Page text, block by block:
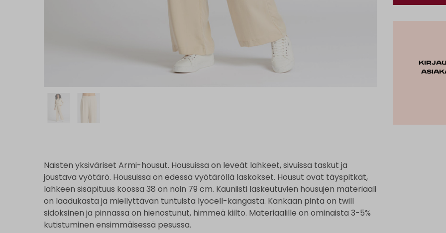
Naisten yksiväriset Armi-housut. Housuissa on leveät lahkeet, sivuissa taskut ja
joustava vyötärö. Housuissa on edessä vyötäröllä laskokset. Housut ovat täyspitkät,
lahkeen sisäpituus koossa 38 on noin 79 cm. Kauniisti laskeutuvien housujen materiaali
on laadukasta ja miellyttävän tuntuista lyocell-kangasta. Kankaan pinta on twill
sidoksinen ja pinnassa on hienostunut, himmeä kiilto. Materiaalille on ominaista 3-5%
kutistuminen ensimmäisessä pesussa.